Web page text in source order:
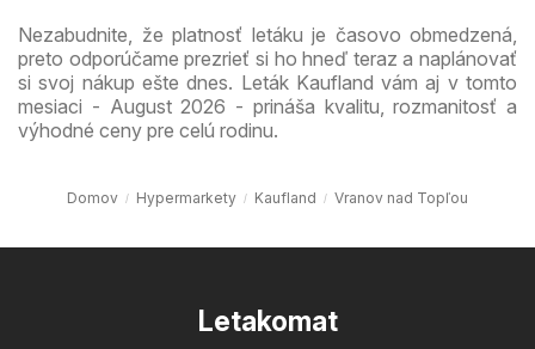
Nezabudnite, že platnosť letáku je časovo obmedzená,
preto odporúčame prezrieť si ho hneď teraz a naplánovať
si svoj nákup ešte dnes. Leták Kaufland vám aj v tomto
mesiaci - August 2026 - prináša kvalitu, rozmanitosť a
výhodné ceny pre celú rodinu.
Domov Hypermarkety Kaufland Vranov nad Topľou
Letakomat